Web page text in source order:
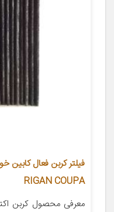
RIGAN COUPA
معرفی محصول کربن